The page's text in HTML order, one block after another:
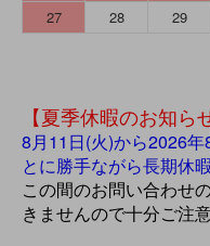
27
28 29
【夏季休暇のお知ら
8月11日(火)から2026
とに勝手ながら長期休
この間のお問い合わせ
きませんので十分ご注